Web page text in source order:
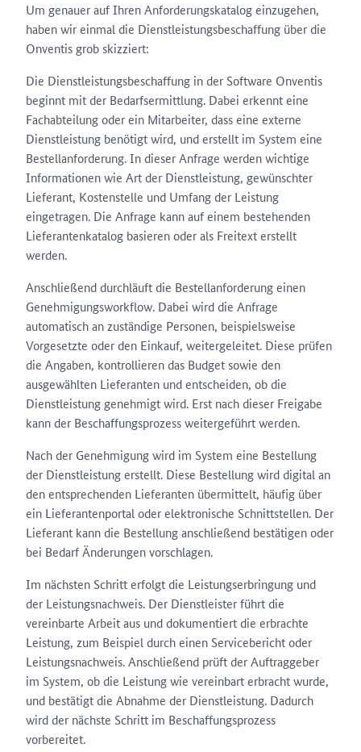
Um genauer auf Ihren Anforderungskatalog einzugehen,
haben wir einmal die Dienstleistungsbeschaffung über die
Onventis grob skizziert:
Die Dienstleistungsbeschaffung in der Software Onventis
beginnt mit der Bedarfsermittlung. Dabei erkennt eine
Fachabteilung oder ein Mitarbeiter, dass eine externe
Dienstleistung benötigt wird, und erstellt im System eine
Bestellanforderung. In dieser Anfrage werden wichtige
Informationen wie Art der Dienstleistung, gewünschter
Lieferant, Kostenstelle und Umfang der Leistung
eingetragen. Die Anfrage kann auf einem bestehenden
Lieferantenkatalog basieren oder als Freitext erstellt
werden.
Anschließend durchläuft die Bestellanforderung einen
Genehmigungsworkflow. Dabei wird die Anfrage
automatisch an zuständige Personen, beispielsweise
Vorgesetzte oder den Einkauf, weitergeleitet. Diese prüfen
die Angaben, kontrollieren das Budget sowie den
ausgewählten Lieferanten und entscheiden, ob die
Dienstleistung genehmigt wird. Erst nach dieser Freigabe
kann der Beschaffungsprozess weitergeführt werden.
Nach der Genehmigung wird im System eine Bestellung
der Dienstleistung erstellt. Diese Bestellung wird digital an
den entsprechenden Lieferanten übermittelt, häufig über
ein Lieferantenportal oder elektronische Schnittstellen. Der
Lieferant kann die Bestellung anschließend bestätigen oder
bei Bedarf Änderungen vorschlagen.
Im nächsten Schritt erfolgt die Leistungserbringung und
der Leistungsnachweis. Der Dienstleister führt die
vereinbarte Arbeit aus und dokumentiert die erbrachte
Leistung, zum Beispiel durch einen Servicebericht oder
Leistungsnachweis. Anschließend prüft der Auftraggeber
im System, ob die Leistung wie vereinbart erbracht wurde,
und bestätigt die Abnahme der Dienstleistung. Dadurch
wird der nächste Schritt im Beschaffungsprozess
vorbereitet.